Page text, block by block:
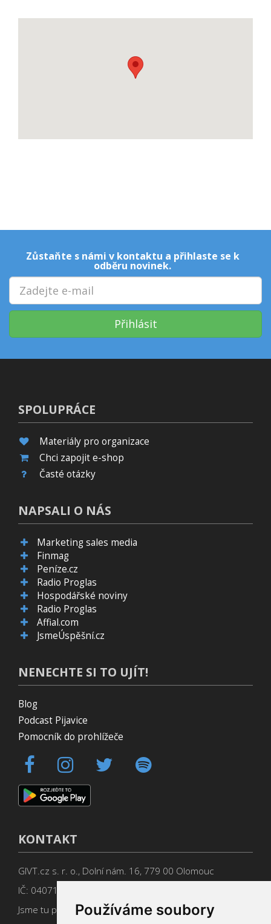
Používáme soubory
Zůstaňte s námi v kontaktu a přihlaste se k
odběru novinek.
Přihlásit
SPOLUPRÁCE
Materiály pro organizace
Chci zapojit e-shop
Časté otázky
NAPSALI O NÁS
Marketing sales media
Finmag
Peníze.cz
Radio Proglas
Hospodářské noviny
Radio Proglas
Affial.com
JsmeÚspěšní.cz
NENECHTE SI TO UJÍT!
Blog
Podcast Pijavice
Pomocník do prohlížeče
KONTAKT
GIVT.cz s. r. o., Dolní nám. 16, 779 00 Olomouc
IČ: 04071433
Jsme tu pro Vás od 9:00 do 17:00